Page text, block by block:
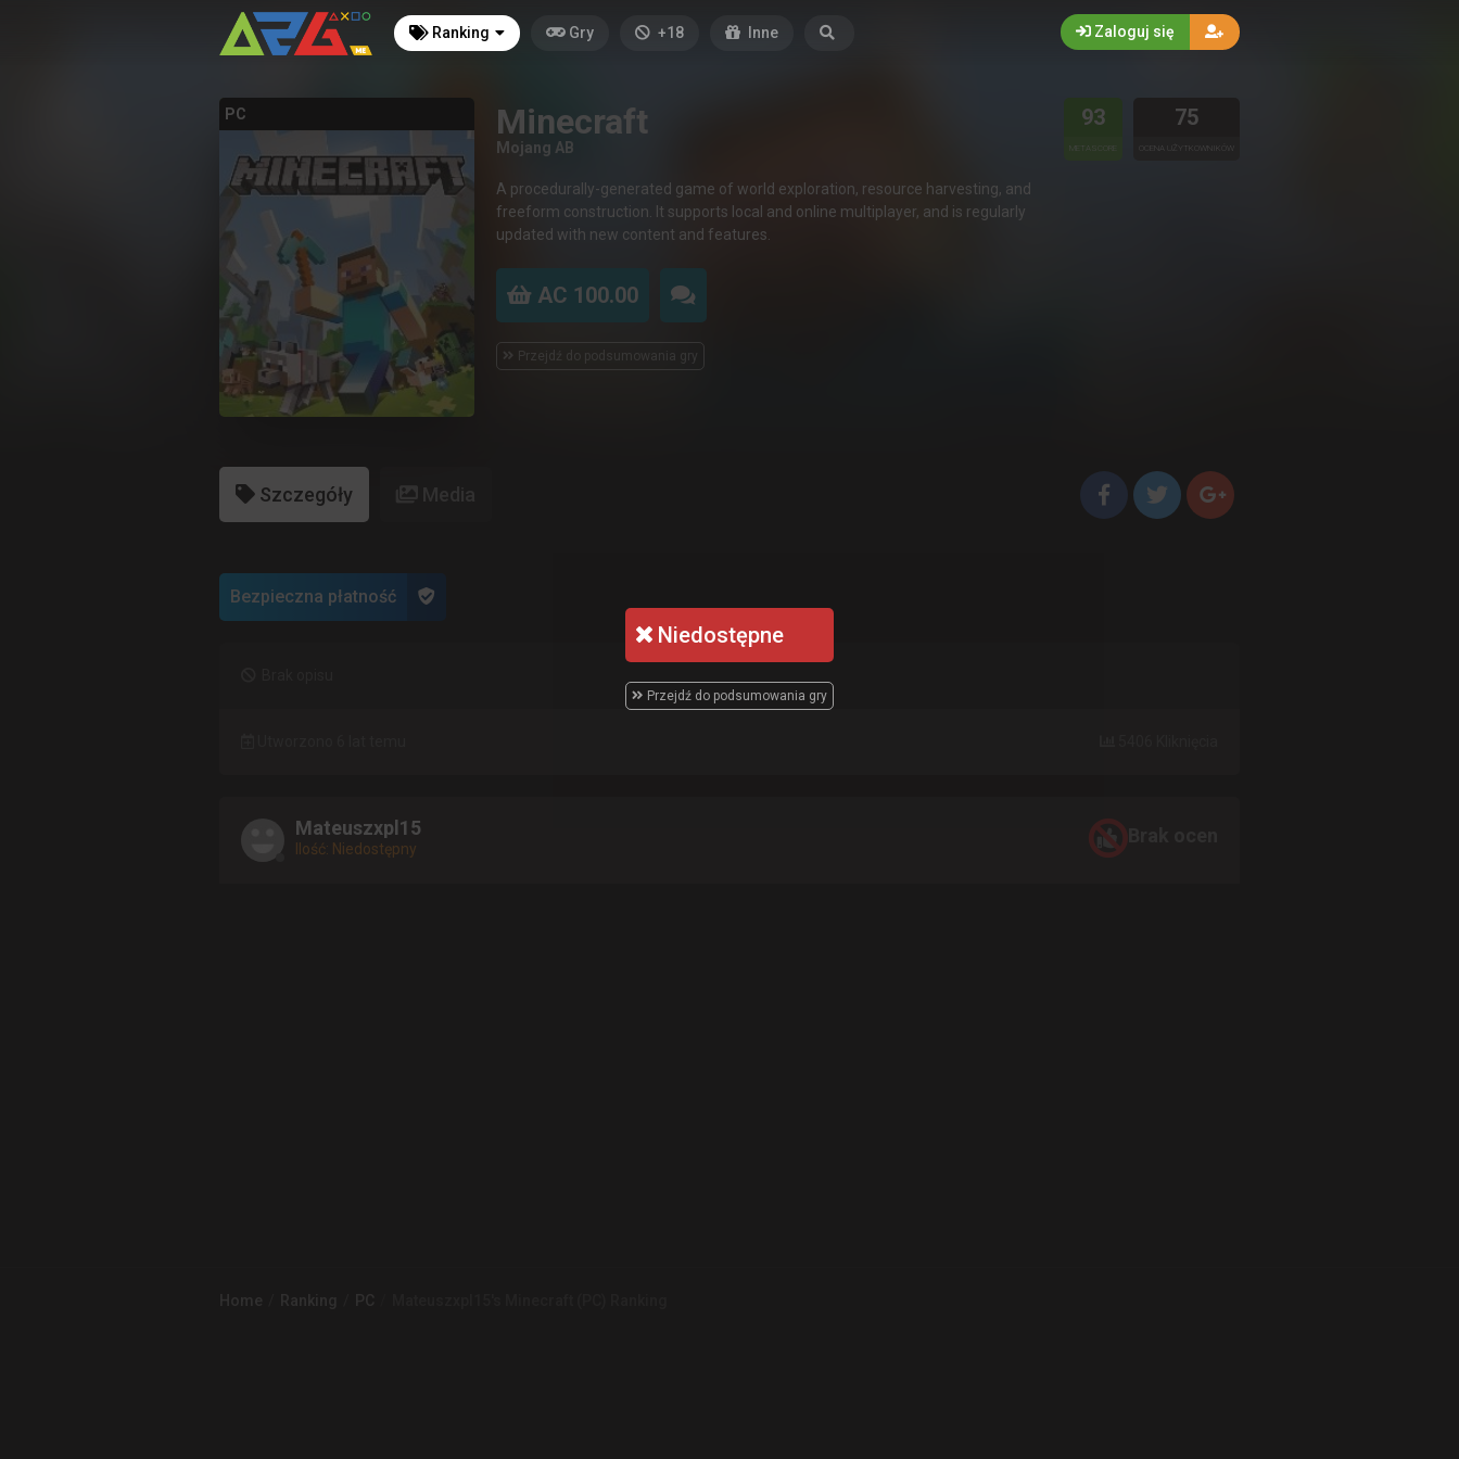
Ranking Gry +18 Inne Zaloguj się
Niedostępne
Przejdź do podsumowania gry
PC Minecraft
Mojang AB
93
METASCORE
75
OCENA UŻYTKOWNIKÓW
A procedurally-generated game of world exploration, resource harvesting, and
freeform construction. It supports local and online multiplayer, and is regularly
updated with new content and features.
AC 100.00
Przejdź do podsumowania gry
Szczegóły
Bezpieczna płatność
Mateuszxpl15
Ilość: Niedostępny